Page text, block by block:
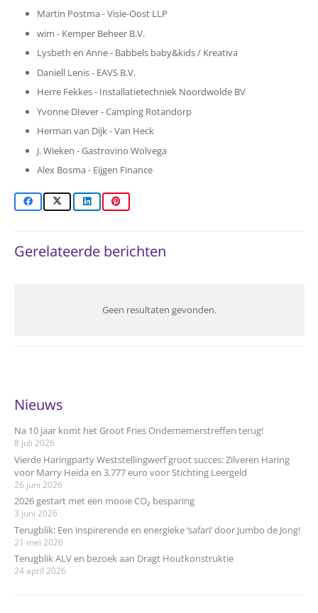
Martin Postma - Visie-Oost LLP
wim - Kemper Beheer B.V.
Lysbeth en Anne - Babbels baby&kids / Kreativa
Daniell Lenis - EAVS B.V.
Herre Fekkes - Installatietechniek Noordwolde BV
Yvonne DIever - Camping Rotandorp
Herman van Dijk - Van Heck
J. Wieken - Gastrovino Wolvega
Alex Bosma - Eijgen Finance
Gerelateerde berichten
Geen resultaten gevonden.
Nieuws
Na 10 jaar komt het Groot Fries Ondernemerstreffen terug!
8 juli 2026
Vierde Haringparty Weststellingwerf groot succes: Zilveren Haring
voor Marry Heida en 3.777 euro voor Stichting Leergeld
26 juni 2026
2026 gestart met een mooie CO₂ besparing
3 juni 2026
Terugblik: Een inspirerende en energieke ‘safari’ door Jumbo de Jong!
21 mei 2026
Terugblik ALV en bezoek aan Dragt Houtkonstruktie
24 april 2026